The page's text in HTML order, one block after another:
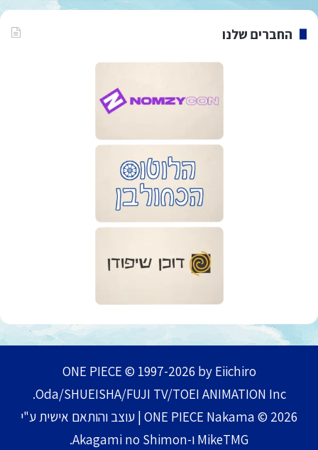
החברים שלנו
ONE PIECE © 1997-2026 by Eiichiro
Oda/SHUEISHA/FUJI TV/TOEI ANIMATION Inc.
ONE PIECE Nakama © 2026 | עוצב והותאם אישית ע"י
MikeTMG ו-Akagami no Shimon.